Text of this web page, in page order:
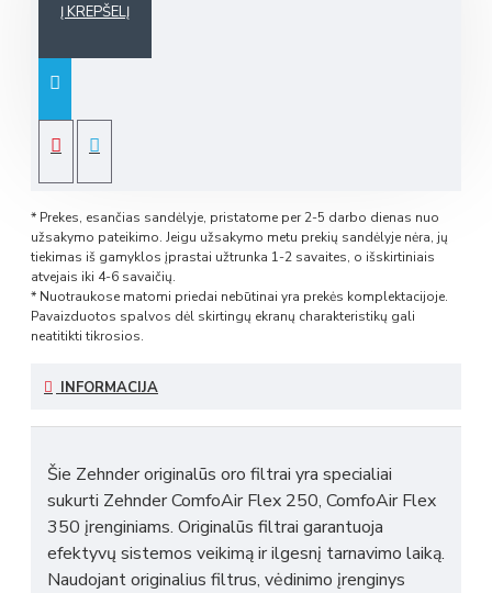
Į KREPŠELĮ
* Prekes, esančias sandėlyje, pristatome per 2-5 darbo dienas nuo
užsakymo pateikimo. Jeigu užsakymo metu prekių sandėlyje nėra, jų
tiekimas iš gamyklos įprastai užtrunka 1-2 savaites, o išskirtiniais
atvejais iki 4-6 savaičių.
* Nuotraukose matomi priedai nebūtinai yra prekės komplektacijoje.
Pavaizduotos spalvos dėl skirtingų ekranų charakteristikų gali
neatitikti tikrosios.
INFORMACIJA
Šie Zehnder originalūs oro filtrai yra specialiai
sukurti Zehnder ComfoAir Flex 250, ComfoAir Flex
350 įrenginiams. Originalūs filtrai garantuoja
efektyvų sistemos veikimą ir ilgesnį tarnavimo laiką.
Naudojant originalius filtrus, vėdinimo įrenginys